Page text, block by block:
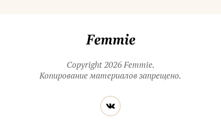
Copyright 2026 Femmie.
Копирование материалов запрещено.
Читайте
нас
в социальных